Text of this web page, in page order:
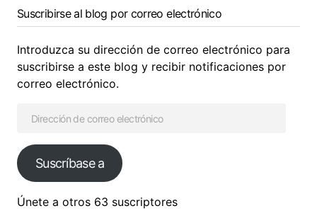
Suscribirse al blog por correo electrónico
Introduzca su dirección de correo electrónico para
suscribirse a este blog y recibir notificaciones por
correo electrónico.
Suscríbase a
Únete a otros 63 suscriptores